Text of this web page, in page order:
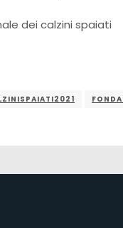
dei calzini spaiati